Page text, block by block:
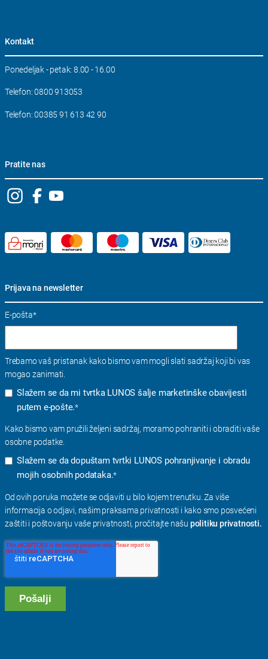
Kontakt
Ponedeljak - petak: 8.00 - 16.00
Telefon: 0800 913053
Telefon: 00385 91 613 42 90
Pratite nas
Prijava na newsletter
E-pošta*
Trebamo vaš pristanak kako bismo vam mogli slati sadržaj koji bi vas
mogao zanimati.
Slažem se da mi tvrtka LUNOS šalje marketinške obavijesti
putem e-pošte.*
Kako bismo vam pružili željeni sadržaj, moramo pohraniti i obraditi vaše
osobne podatke.
Slažem se da dopuštam tvrtki LUNOS pohranjivanje i obradu
mojih osobnih podataka.*
Od ovih poruka možete se odjaviti u bilo kojem trenutku. Za više
informacija o odjavi, našim praksama privatnosti i kako smo posvećeni
zaštiti i poštovanju vaše privatnosti, pročitajte našu politiku privatnosti.